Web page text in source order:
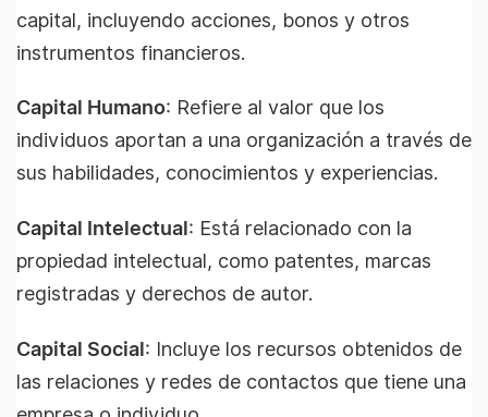
capital, incluyendo acciones, bonos y otros
instrumentos financieros.
Capital Humano: Refiere al valor que los
individuos aportan a una organización a través de
sus habilidades, conocimientos y experiencias.
Capital Intelectual: Está relacionado con la
propiedad intelectual, como patentes, marcas
registradas y derechos de autor.
Capital Social: Incluye los recursos obtenidos de
las relaciones y redes de contactos que tiene una